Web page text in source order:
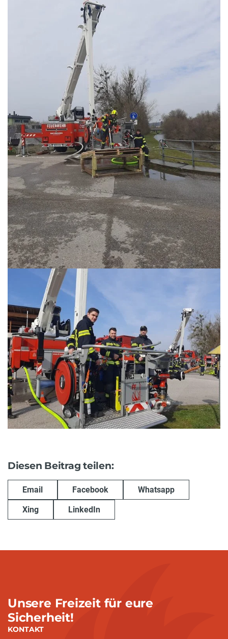
Diesen Beitrag teilen:
Email Facebook Whatsapp
Xing LinkedIn
Unsere Freizeit für eure
Sicherheit!
KONTAKT